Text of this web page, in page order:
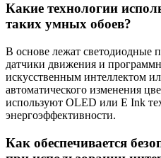
Какие технологии
таких умных обоев?
В основе лежат светодиодные
датчики движения и
искусственным интеллектом
автоматического изменения
используют OLED или E Ink
энергоэффективности.
Как обеспечивается